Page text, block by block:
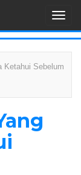
T
o
g
g
e
Ketahui Sebelum